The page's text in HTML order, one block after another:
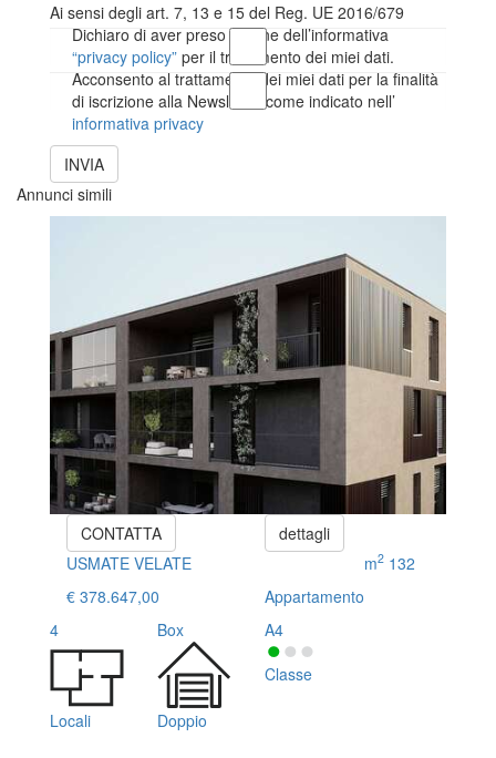
Ai sensi degli art. 7, 13 e 15 del Reg. UE 2016/679
Dichiaro di aver preso visione dell’informativa
“privacy policy” per il trattamento dei miei dati.
Acconsento al trattamento dei miei dati per la finalità
di iscrizione alla Newsletter come indicato nell’
informativa privacy
INVIA
Annunci simili
CONTATTA
dettagli
USMATE VELATE
m2132
€ 378.647,00
Appartamento
4
Locali
Box
Doppio
A4
Classe